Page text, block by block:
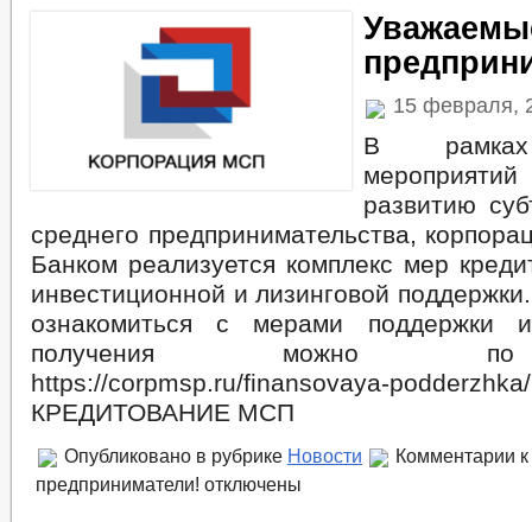
15 февраля,
В рамках
развитию
среднего предпринимательства,
Банком реализуется комплекс мер
инвестиционной и лизинговой
ознакомиться с мерами поддержки
получения можно
https://corpmsp.ru/finansovaya-podderzhka/
КРЕДИТОВАНИЕ МСП
Опубликовано в рубрике Новости Комментарии
предприниматели! отключены